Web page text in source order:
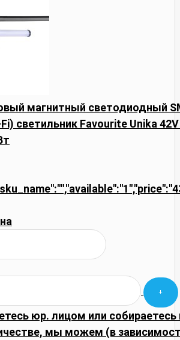
магнитный светодиодный
светильник Favourite Unika
юр. лицом или собираетесь
мы можем (в